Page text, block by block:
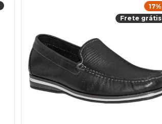
17%
Frete grátis